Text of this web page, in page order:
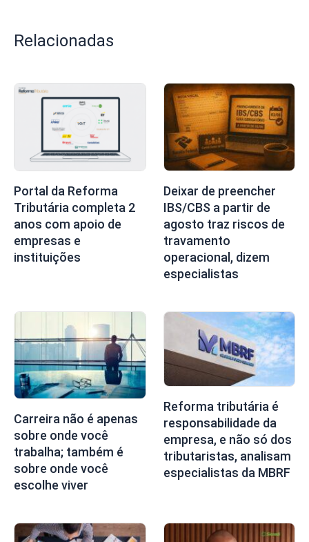
Relacionadas
Portal da Reforma
Tributária completa 2
anos com apoio de
empresas e
instituições
Deixar de preencher
IBS/CBS a partir de
agosto traz riscos de
travamento
operacional, dizem
especialistas
Carreira não é apenas
sobre onde você
trabalha; também é
sobre onde você
escolhe viver
Reforma tributária é
responsabilidade da
empresa, e não só dos
tributaristas, analisam
especialistas da MBRF